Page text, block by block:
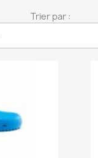
Trier par :